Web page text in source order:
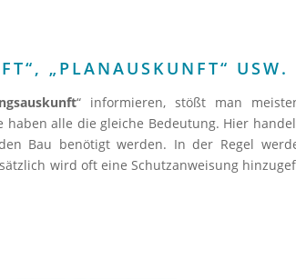
„PLANAUSKUNFT“
“ informieren, stößt man
haben alle die gleiche Bedeutung. Hier
Bau benötigt werden. In der Regel
wird oft eine Schutzanweisung